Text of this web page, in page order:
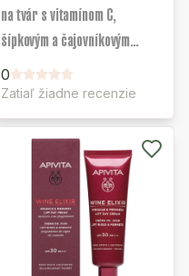
na tvár s vitamínom C,
šípkovým a čajovníkovým
olejom
0
Zatiaľ žiadne recenzie